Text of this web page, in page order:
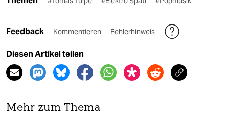
Feedback Kommentieren Fehlerhinweis
Diesen Artikel teilen
Mehr zum Thema